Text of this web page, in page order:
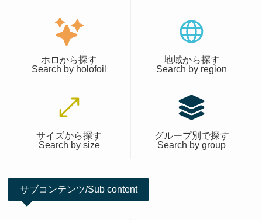
ホロから探す
Search by holofoil
地域から探す
Search by region
サイズから探す
Search by size
グループ別で探す
Search by group
サブコンテンツ/Sub content